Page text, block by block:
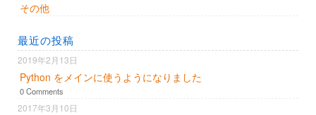
その他
最近の投稿
2019年2月13日
Python をメインに使うようになりました
0 Comments
2017年3月10日